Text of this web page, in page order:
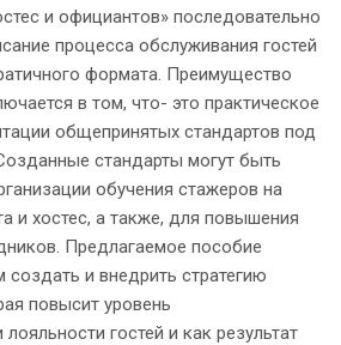
и официантов» последовательно
процесса обслуживания гостей
формата. Преимущество
в том, что- это практическое
общепринятых стандартов под
стандарты могут быть
обучения стажеров на
и хостес, а также, для повышения
Предлагаемое пособие
и внедрить стратегию
повысит уровень
гостей и как результат